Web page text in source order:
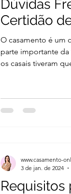
Dúvidas
Certidão
O casamento é um
parte importante da
os casais tiveram
Requisitos
www.casamento-
3 de jan. de 2024